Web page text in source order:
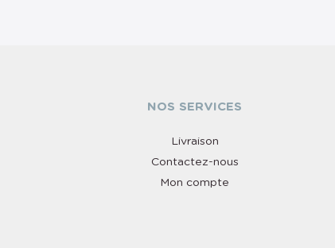
NOS SERVICES
Livraison
Contactez-nous
Mon compte